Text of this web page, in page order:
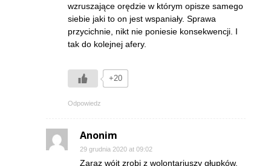
wzruszające orędzie w którym opisze samego
siebie jaki to on jest wspaniały. Sprawa
przycichnie, nikt nie poniesie konsekwencji. I
tak do kolejnej afery.
+20
Odpowiedz
Anonim
29 grudnia 2020 at 09:02
Zaraz wójt zrobi z wolontariuszy głupków.